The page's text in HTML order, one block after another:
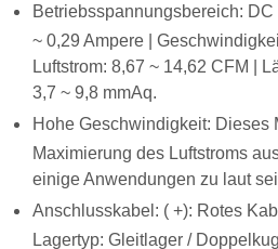
Betriebsspannungsbereich:
~ 0,29 Ampere |
Luftstrom: 8,67 ~ 14,62 CFM |
3,7 ~ 9,8 mmAq.
Hohe Geschwindigkeit: Dieses
Maximierung des Luftstroms
einige Anwendungen zu laut
Anschlusskabel: ( +): Rotes
Lagertyp: Gleitlager /